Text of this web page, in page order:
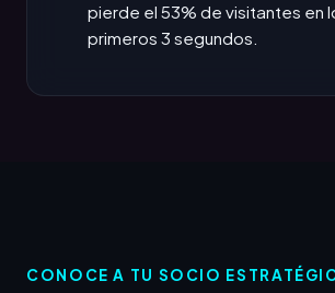
pierde el 53% de visitantes en
primeros 3 segundos.
CONOCE A TU SOCIO